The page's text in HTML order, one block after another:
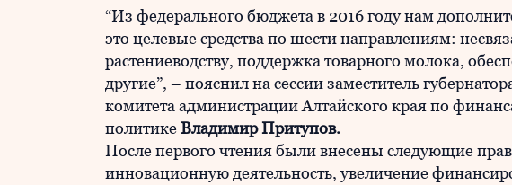
“Из федерального бюджета в 2016 году нам
это целевые средства по шести направлениям:
растениеводству, поддержка товарного молока,
другие”, – пояснил на сессии заместитель
комитета администрации Алтайского края по
политикеВладимир Притупов.
После первого чтения были внесены следующие
инновационную деятельность, увеличение